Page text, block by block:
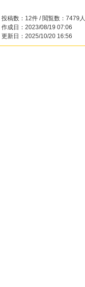
投稿数：12件 / 閲覧数：7479人
作成日：2023/08/19 07:06
更新日：2025/10/20 16:56